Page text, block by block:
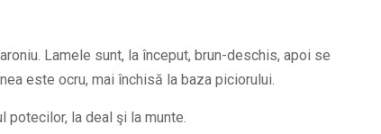
Lamele sunt, la început, brun-deschis, apoi se
este ocru, mai închisă la baza piciorului.
potecilor, la deal şi la munte.